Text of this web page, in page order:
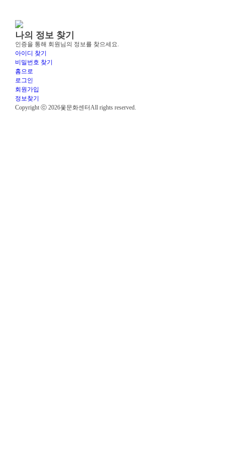
나의 정보 찾기
인증을 통해 회원님의 정보를 찾으세요.
아이디 찾기
비밀번호 찾기
홈으로
로그인
회원가입
정보찾기
Copyright ⓒ 2026옻문화센터All rights reserved.